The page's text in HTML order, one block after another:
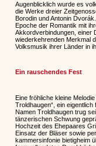
Augenblicklich wurde es
die Werke dreier
Borodin und Antonin
Epoche der Romantik mit
Akkordverbindungen, einer
wiederkehrenden Merkmal
Volksmusik ihrer Länder in
Ein rauschendes Fest
Eine fröhliche kleine
Troldhaugen“, ein
Namen Troldhaugen trug
tänzerischen Schwung
Hochzeit des Ehepaares
Einsatz der Bläser sowie
kammersinfonie bietigheim